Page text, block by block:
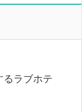
ラブホテ